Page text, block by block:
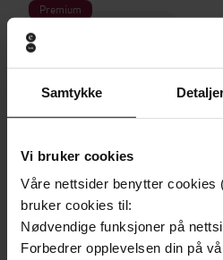
Samtykke
Vi bruker cookies
Våre nettsider benytter cookies
bruker cookies til:
Nødvendige funksjoner på
Forbedrer opplevelsen din på
Premium